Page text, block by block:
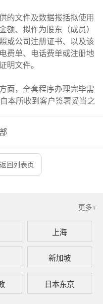
的文件及数据报括拟使用
额、拟作为股东（成员）
或公司注册证书、以及该
费单、电话费单或注册地
明文件。
面，全套程序办理完毕需
本所收到客户签署妥当之
业务需要额外申请许可或
立一家私人股份有限公
书、注册地址、马来西
的公司于马来西亚开设
4,150美元。具体而言，
协助客户办理以下马来
返回列表页
更多+
上海
新加坡
日本东京